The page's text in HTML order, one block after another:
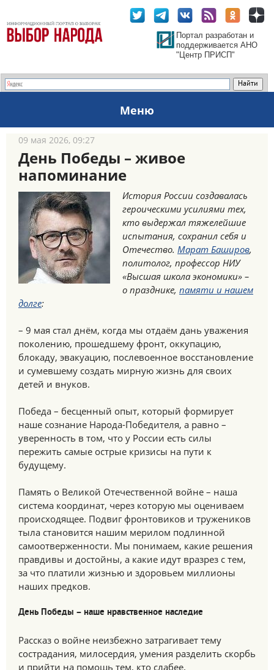
Портал разработан и
поддерживается АНО
"Центр ПРИСП"
Меню
09 мая 2026, 09:27
День Победы – живое
напоминание
История России создавалась
героическими усилиями тех,
кто выдержал тяжелейшие
испытания, сохранил себя и
Отечество. Марат Баширов,
политолог, профессор НИУ
«Высшая школа экономики» –
о празднике, памяти и нашем
долге:
– 9 мая стал днём, когда мы отдаём дань уважения
поколению, прошедшему фронт, оккупацию,
блокаду, эвакуацию, послевоенное восстановление
и сумевшему создать мирную жизнь для своих
детей и внуков.
Победа – бесценный опыт, который формирует
наше сознание Народа-Победителя, а равно –
уверенность в том, что у России есть силы
пережить самые острые кризисы на пути к
будущему.
Память о Великой Отечественной войне – наша
система координат, через которую мы оцениваем
происходящее. Подвиг фронтовиков и тружеников
тыла становится нашим мерилом подлинной
самоотверженности. Мы понимаем, какие решения
правдивы и достойны, а какие идут вразрез с тем,
за что платили жизнью и здоровьем миллионы
наших предков.
День Победы – наше нравственное наследие
Рассказ о войне неизбежно затрагивает тему
сострадания, милосердия, умения разделить скорбь
и прийти на помощь тем, кто слабее.